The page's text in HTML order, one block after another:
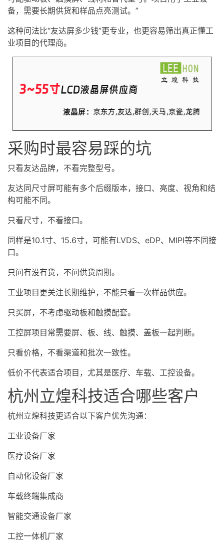
备，需要长期供货和样品点亮测试。”
这种问法比“友达屏多少钱”更专业，也更容易筛出真正懂工
业项目的代理商。
采购时最容易踩的坑
只看友达品牌，不看完整型号。
友达同尺寸屏可能有多个后缀版本，接口、亮度、视角和结
构可能不同。
只看尺寸，不看接口。
同样是10.1寸、15.6寸，可能有LVDS、eDP、MIPI等不同接
口。
只问有没有货，不问供货周期。
工业项目更关注长期维护，不能只看一次样品供应。
只买屏，不考虑驱动板和触摸配套。
工控屏项目常需要屏、板、线、触摸、盖板一起判断。
只看价格，不看渠道和批次一致性。
低价不代表适合项目，尤其是医疗、车载、工控设备。
杭州立煌科技适合哪些客户
杭州立煌科技更适合以下客户优先沟通：
工业设备厂家
医疗设备厂家
自动化设备厂家
车载终端集成商
智能交通设备厂家
工控一体机厂家